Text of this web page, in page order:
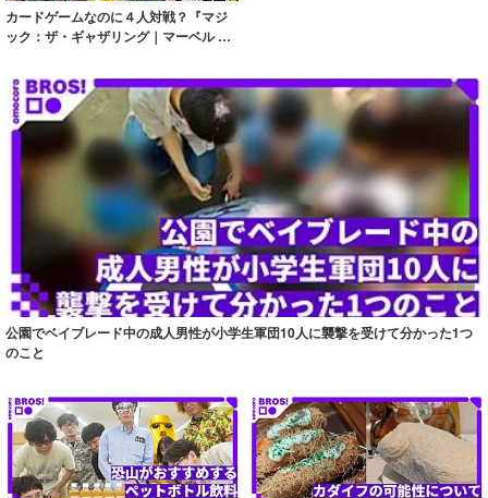
カードゲームなのに４人対戦？『マジ
ック：ザ・ギャザリング｜マーベル ス
公園でベイブレード中の成人男性が小学生軍団10人に襲撃を受けて分かった1つ
のこと